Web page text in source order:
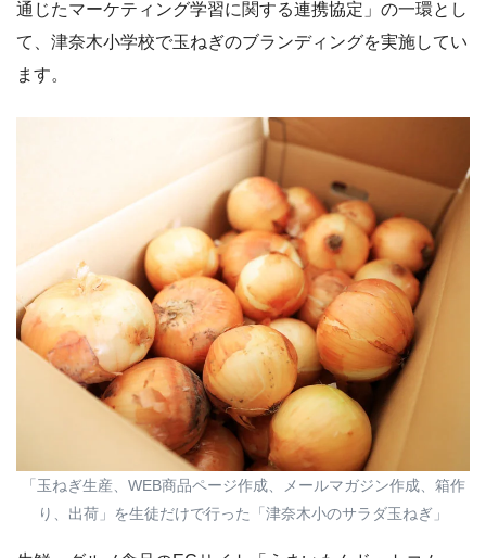
通じたマーケティング学習に関する連携協定」の一環とし
て、津奈木小学校で玉ねぎのブランディングを実施してい
ます。
「玉ねぎ生産、WEB商品ページ作成、メールマガジン作成、箱作
り、出荷」を生徒だけで行った「津奈木小のサラダ玉ねぎ」